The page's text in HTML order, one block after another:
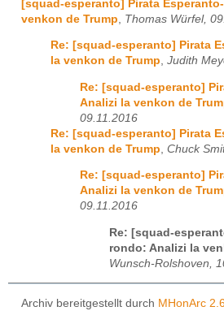
[squad-esperanto] Pirata
venkon de Trump
Thomas Würfel,
Re: [squad-esperanto] Pirata
la venkon de Trump, Judith
Re: [squad-esperanto]
Analizi la venkon de
09.11.2016
Re: [squad-esperanto] Pirata
la venkon de Trump Chuck
Re: [squad-esperanto]
Analizi la venkon de
09.11.2016
Re: [squad-
rondo: Analizi la
Wunsch-Rolshoven,
Archiv bereitgestellt durch MHonArc